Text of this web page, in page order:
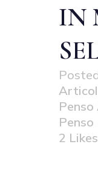
IN
Penso
2 Likes